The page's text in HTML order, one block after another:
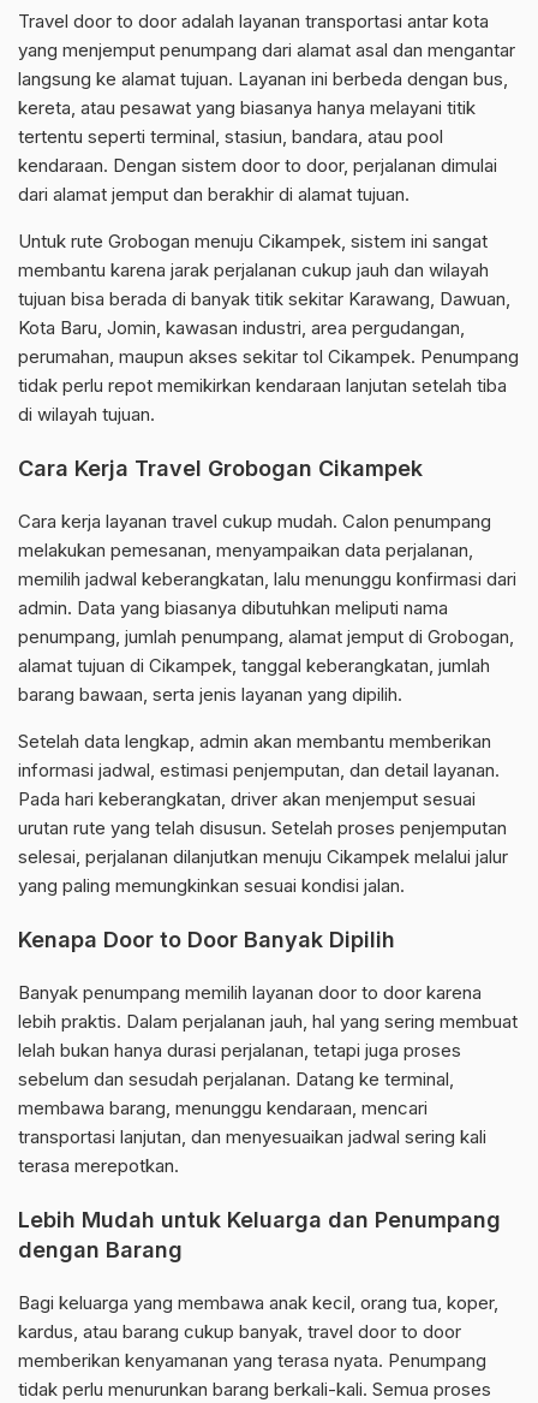
Travel door to door adalah layanan transportasi antar kota
yang menjemput penumpang dari alamat asal dan mengantar
langsung ke alamat tujuan. Layanan ini berbeda dengan bus,
kereta, atau pesawat yang biasanya hanya melayani titik
tertentu seperti terminal, stasiun, bandara, atau pool
kendaraan. Dengan sistem door to door, perjalanan dimulai
dari alamat jemput dan berakhir di alamat tujuan.
Untuk rute Grobogan menuju Cikampek, sistem ini sangat
membantu karena jarak perjalanan cukup jauh dan wilayah
tujuan bisa berada di banyak titik sekitar Karawang, Dawuan,
Kota Baru, Jomin, kawasan industri, area pergudangan,
perumahan, maupun akses sekitar tol Cikampek. Penumpang
tidak perlu repot memikirkan kendaraan lanjutan setelah tiba
di wilayah tujuan.
Cara Kerja Travel Grobogan Cikampek
Cara kerja layanan travel cukup mudah. Calon penumpang
melakukan pemesanan, menyampaikan data perjalanan,
memilih jadwal keberangkatan, lalu menunggu konfirmasi dari
admin. Data yang biasanya dibutuhkan meliputi nama
penumpang, jumlah penumpang, alamat jemput di Grobogan,
alamat tujuan di Cikampek, tanggal keberangkatan, jumlah
barang bawaan, serta jenis layanan yang dipilih.
Setelah data lengkap, admin akan membantu memberikan
informasi jadwal, estimasi penjemputan, dan detail layanan.
Pada hari keberangkatan, driver akan menjemput sesuai
urutan rute yang telah disusun. Setelah proses penjemputan
selesai, perjalanan dilanjutkan menuju Cikampek melalui jalur
yang paling memungkinkan sesuai kondisi jalan.
Kenapa Door to Door Banyak Dipilih
Banyak penumpang memilih layanan door to door karena
lebih praktis. Dalam perjalanan jauh, hal yang sering membuat
lelah bukan hanya durasi perjalanan, tetapi juga proses
sebelum dan sesudah perjalanan. Datang ke terminal,
membawa barang, menunggu kendaraan, mencari
transportasi lanjutan, dan menyesuaikan jadwal sering kali
terasa merepotkan.
Lebih Mudah untuk Keluarga dan Penumpang
dengan Barang
Bagi keluarga yang membawa anak kecil, orang tua, koper,
kardus, atau barang cukup banyak, travel door to door
memberikan kenyamanan yang terasa nyata. Penumpang
tidak perlu menurunkan barang berkali-kali. Semua proses